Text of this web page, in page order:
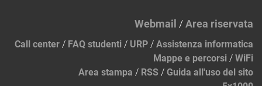
Webmail /Area riservata
Call center / FAQ studenti / URP / Assistenza informatica
Mappe e percorsi / WiFi
Area stampa / RSS / Guida all'uso del sito